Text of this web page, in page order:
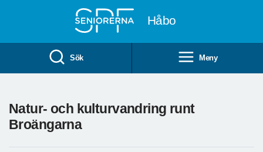
Håbo
Sök Meny
Natur- och kulturvandring runt
Broängarna